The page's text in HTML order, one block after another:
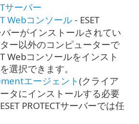
サーバー
Webコンソール - ESET
バーがインストールされてい
ー以外のコンピューターで
Webコンソールをインスト
選択できます。
エージェント(クライア
タにインストールする必要
PROTECTサーバーでは任